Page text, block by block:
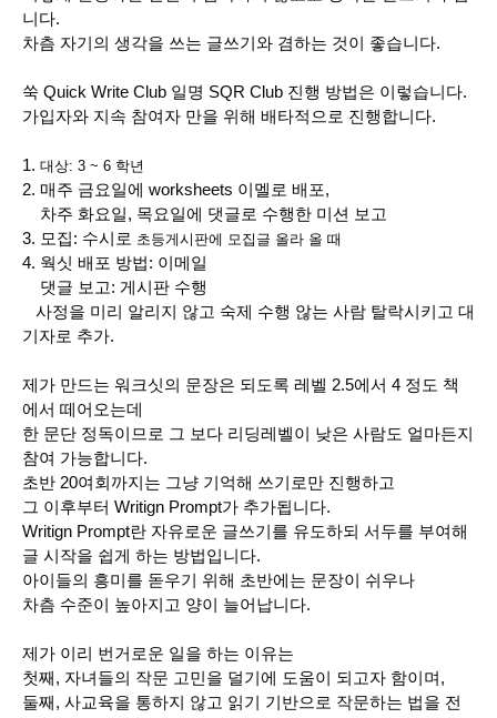
니다.
차츰 자기의 생각을 쓰는 글쓰기와 겸하는 것이 좋습니다.
쑥 Quick Write Club 일명 SQR Club 진행 방법은 이렇습니다.
가입자와 지속 참여자 만을 위해 배타적으로 진행합니다.
1. 대상: 3 ~ 6 학년
2. 매주 금요일에 worksheets 이멜로 배포,
차주 화요일, 목요일에 댓글로 수행한 미션 보고
3. 모집: 수시로 초등게시판에 모집글 올라 올 때
4. 웍싯 배포 방법: 이메일
댓글 보고: 게시판 수행
사정을 미리 알리지 않고 숙제 수행 않는 사람 탈락시키고 대
기자로 추가.
제가 만드는 워크싯의 문장은 되도록 레벨 2.5에서 4 정도 책
에서 떼어오는데
한 문단 정독이므로 그 보다 리딩레벨이 낮은 사람도 얼마든지
참여 가능합니다.
초반 20여회까지는 그냥 기억해 쓰기로만 진행하고
그 이후부터 Writign Prompt가 추가됩니다.
Writign Prompt란 자유로운 글쓰기를 유도하되 서두를 부여해
글 시작을 쉽게 하는 방법입니다.
아이들의 흥미를 돋우기 위해 초반에는 문장이 쉬우나
차츰 수준이 높아지고 양이 늘어납니다.
제가 이리 번거로운 일을 하는 이유는
첫째, 자녀들의 작문 고민을 덜기에 도움이 되고자 함이며,
둘째, 사교육을 통하지 않고 읽기 기반으로 작문하는 법을 전